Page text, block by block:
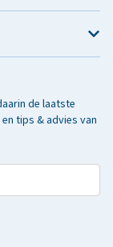
de laatste
tips & advies van